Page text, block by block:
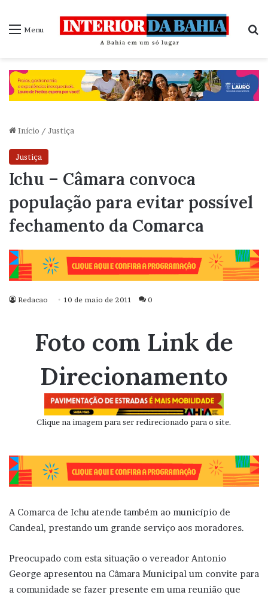
Menu
Início / Justiça
Justiça
Ichu – Câmara convoca
população para evitar possível
fechamento da Comarca
Redacao 10 de maio de 2011 0
Foto com Link de
Direcionamento
Clique na imagem para ser redirecionado para o site.
A Comarca de Ichu atende também ao município de
Candeal, prestando um grande serviço aos moradores.
Preocupado com esta situação o vereador Antonio
George apresentou na Câmara Municipal um convite para
a comunidade se fazer presente em uma reunião que